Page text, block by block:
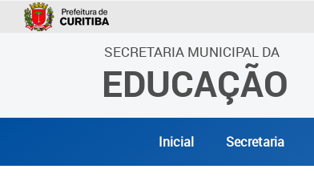
SECRETARIA MUNICIPAL DA
EDUCAÇÃO
Inicial Secretaria